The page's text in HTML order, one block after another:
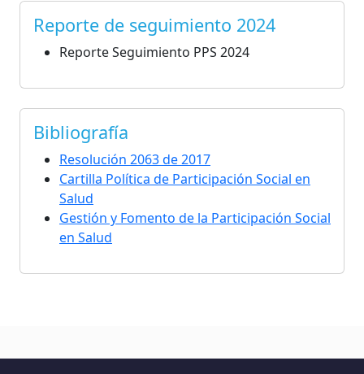
Reporte de seguimiento 2024
Reporte Seguimiento PPS 2024
Bibliografía
Resolución 2063 de 2017
Cartilla Política de Participación Social en
Salud
Gestión y Fomento de la Participación Social
en Salud